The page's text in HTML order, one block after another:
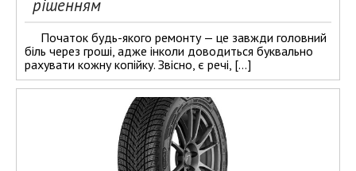
рішенням
Початок будь-якого ремонту — це завжди головний
біль через гроші, адже інколи доводиться буквально
рахувати кожну копійку. Звісно, є речі, […]